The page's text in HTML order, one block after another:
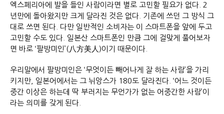
엑스페리아에 발을 들인 사람이라면 별로 고민할 필요가 없다. 2
년만에 돌아왔지만 크게 달라진 것은 없다. 기존에 쓰던 그 방식 그
대로 쓰면 된다. 다만 일반적인 소비자는 이 스마트폰을 앞에 두고
고민할 수도 있다. 일본산 스마트폰인 만큼 그에 걸맞게 풀어보자
면 바로 ‘팔방미인’(八方美人)이기 때문이다.
우리말에서 팔방미인은 ‘무엇이든 빼어나게 잘 하는 사람’을 가리
키지만, 일본어에서는 그 뉘앙스가 180도 달라진다. ‘어느 것이든
중간 이상은 하는데 딱 부러지는 무언가가 없는 어중간한 사람’이
라는 의미를 갖게 된다.